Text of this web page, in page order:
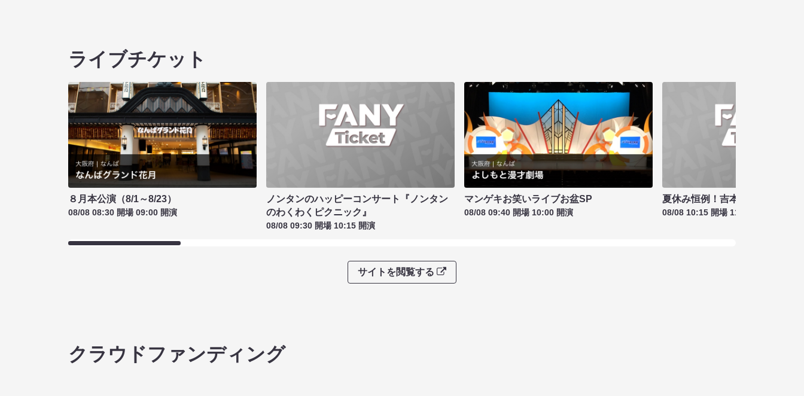
ライブチケット
８月本公演（8/1～8/23）
08/08 08:30 開場 09:00 開演
ノンタンのハッピーコンサート『ノンタン
のわくわくピクニック』
08/08 09:30 開場 10:15 開演
マンゲキお笑いライブお盆SP
08/08 09:40 開場 10:00 開演
夏休み恒例！吉本新喜劇＆バラ
08/08 10:15 開場 11:00 開演
サイトを閲覧する
クラウドファンディング